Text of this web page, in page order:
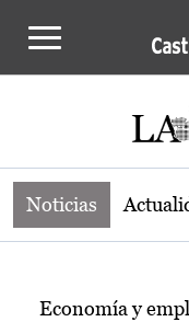
Noticias de
Noticias
Temas
Economía y